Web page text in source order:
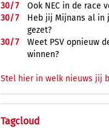
30/7
Ook NEC in de race
30/7
Heb jij Mijnans al in
gezet?
30/7
Weet PSV opnieuw
winnen?
Stel hier in welk nieuws jij
Tagcloud